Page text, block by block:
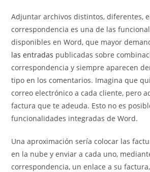
entrada:
Adjuntar archivos distintos, diferentes,
correspondencia es una de las
disponibles en Word, que mayor
las entradas publicadas sobre
correspondencia y siempre aparecen
tipo en los comentarios. Imagina que
correo electrónico a cada cliente, pero
factura que te adeuda. Esto no es
funcionalidades integradas de Word.
Una aproximación sería colocar las
en la nube y enviar a cada uno,
correspondencia, un enlace a su